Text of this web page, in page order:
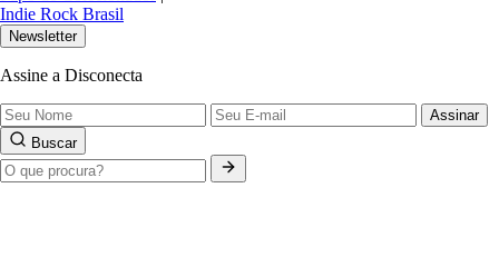
Indie Rock Brasil
Newsletter
Assine a Disconecta
Assinar
Buscar